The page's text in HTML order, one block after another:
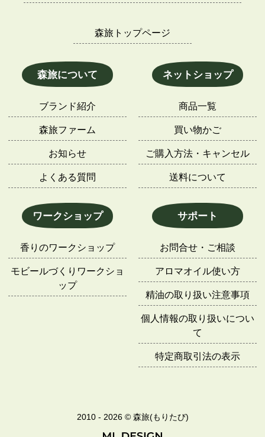
森旅トップページ
森旅について
ブランド紹介
森旅ファーム
お知らせ
よくある質問
ネットショップ
商品一覧
買い物かご
ご購入方法・キャンセル
送料について
ワークショップ
香りのワークショップ
モビールづくりワークショ
ップ
サポート
お問合せ・ご相談
アロマオイル使い方
精油の取り扱い注意事項
個人情報の取り扱いについ
て
特定商取引法の表示
2010 - 2026 © 森旅(もりたび)